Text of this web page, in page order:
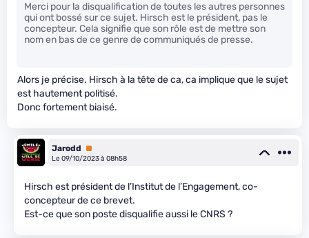
Merci pour la disqualification de toutes les autres personnes
qui ont bossé sur ce sujet. Hirsch est le président, pas le
concepteur. Cela signifie que son rôle est de mettre son
nom en bas de ce genre de communiqués de presse.
Alors je précise. Hirsch à la tête de ca, ca implique que le sujet
est hautement politisé.
Donc fortement biaisé.
Jarodd
Premium
Le 09/10/2023 à 08h58
Hirsch est président de l’Institut de l’Engagement, co-
concepteur de ce brevet.
Est-ce que son poste disqualifie aussi le CNRS ?